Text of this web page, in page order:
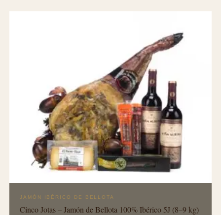
JAMÓN IBÉRICO DE BELLOTA
Cinco Jotas – Jamón de Bellota 100% Ibérico 5J (8–9 kg)